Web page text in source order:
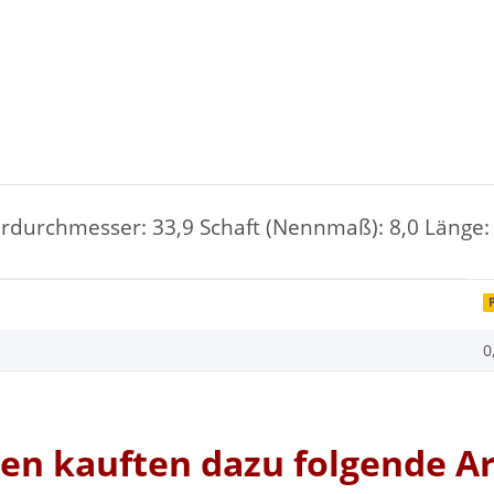
33,9 Schaft (Nennmaß): 8,0
kauften dazu folgende